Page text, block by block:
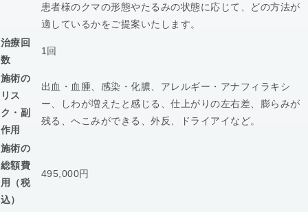
患者様のクマの形態やたるみの状態に応じて、どの方法が
適しているかをご提案いたします。
治療回
数
1回
施術の
リス
ク・副
作用
出血・血腫、感染・化膿、アレルギー・アナフィラキシ
ー、しわが増えたと感じる、仕上がりの左右差、膨らみが
残る、へこみができる、外反、ドライアイなど。
施術の
総額費
用（税
込）
495,000円